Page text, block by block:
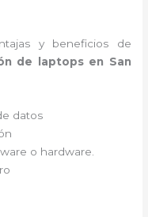
y beneficios de
de laptops en San
datos
o hardware